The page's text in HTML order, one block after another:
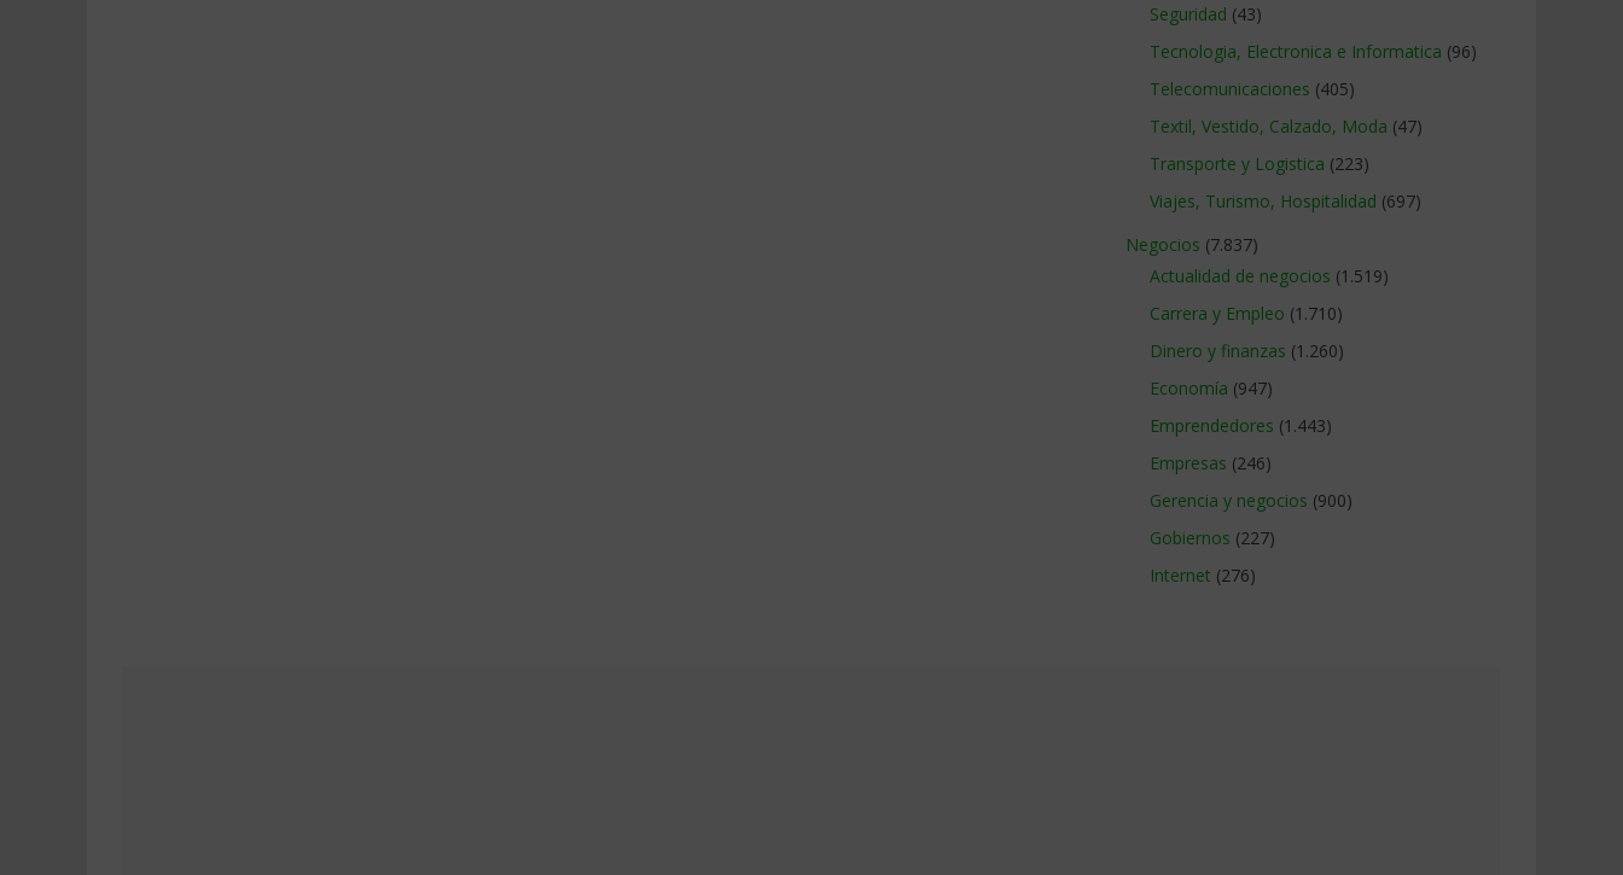
Seguridad (43)
Tecnologia, Electronica e Informatica (96)
Telecomunicaciones (405)
Textil, Vestido, Calzado, Moda (47)
Transporte y Logistica (223)
Viajes, Turismo, Hospitalidad (697)
Negocios (7.837)
Actualidad de negocios (1.519)
Carrera y Empleo (1.710)
Dinero y finanzas (1.260)
Economía (947)
Emprendedores (1.443)
Empresas (246)
Gerencia y negocios (900)
Gobiernos (227)
Internet (276)